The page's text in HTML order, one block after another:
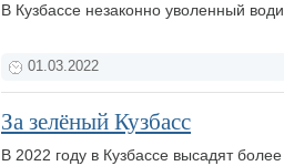
В Кузбассе незаконно уволенный
01.03.2022
За зелёный Кузбасс
В 2022 году в Кузбассе высадят